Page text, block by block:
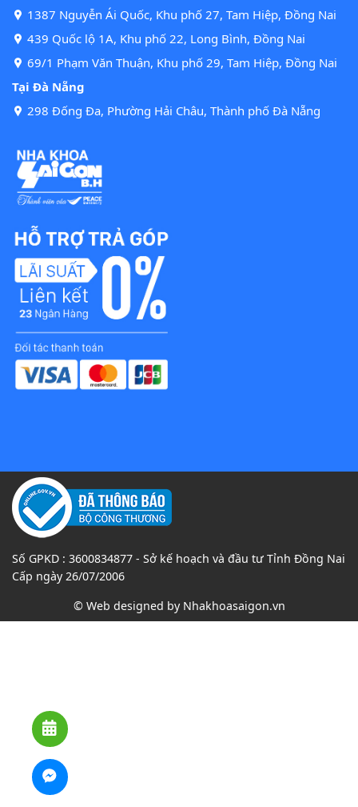
1387 Nguyễn Ái Quốc, Khu phố 27, Tam Hiệp, Đồng Nai
439 Quốc lộ 1A, Khu phố 22, Long Bình, Đồng Nai
69/1 Phạm Văn Thuận, Khu phố 29, Tam Hiệp, Đồng Nai
Tại Đà Nẵng
298 Đống Đa, Phường Hải Châu, Thành phố Đà Nẵng
Số GPKD : 3600834877 - Sở kế hoạch và đầu tư Tỉnh Đồng Nai
Cấp ngày 26/07/2006
© Web designed by Nhakhoasaigon.vn